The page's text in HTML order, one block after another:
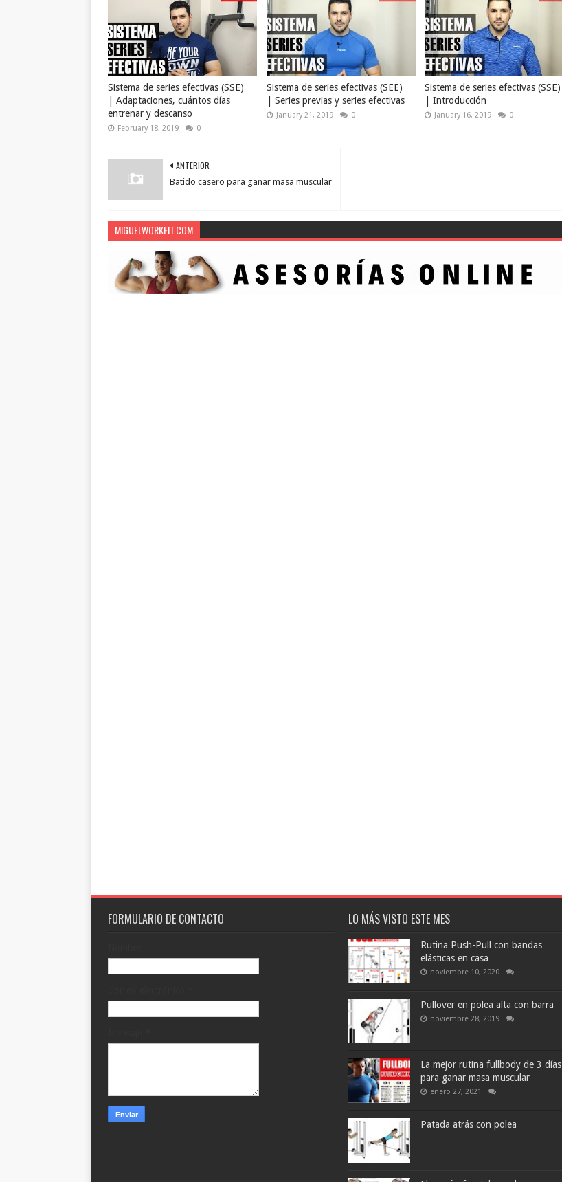
Sistema de series efectivas (SSE)
| Adaptaciones, cuántos días
entrenar y descanso
February 18, 2019 0
Sistema de series efectivas (SEE)
| Series previas y series efectivas
January 21, 2019 0
Sistema de series efectivas (SSE)
| Introducción
January 16, 2019 0
ANTERIOR
Batido casero para ganar masa muscular
MIGUELWORKFIT.COM
FORMULARIO DE CONTACTO LO MÁS VISTO ESTE MES
Rutina Push-Pull con bandas
elásticas en casa
noviembre 10, 2020
Pullover en polea alta con barra
noviembre 28, 2019
La mejor rutina fullbody de 3 días
para ganar masa muscular
enero 27, 2021
Patada atrás con polea